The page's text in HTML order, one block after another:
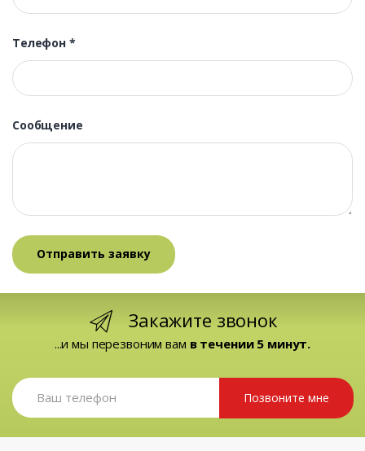
Телефон *
Сообщение
Закажите звонок
...и мы перезвоним вам в течении 5 минут.
Позвоните мне